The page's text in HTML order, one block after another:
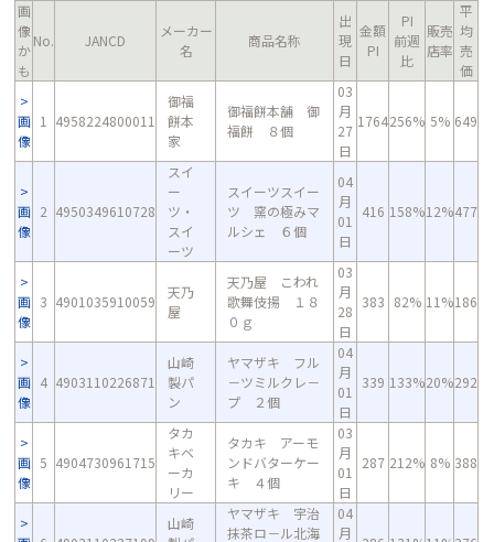
画
像
か
も
No. JANCD
メーカー
名
商品名称
出
現
日
金額
PI
PI
前週
比
販売
店率
平
均
売
価
画
像
1 4958224800011
御福
餅本
家
御福餅本舗 御
福餅 ８個
03
月
27
日
1764256% 5% 649
画
像
2 4950349610728
スイ
ー
ツ・
スイ
ーツ
スイーツスイー
ツ 窯の極みマ
ルシェ ６個
04
月
01
日
416 158%12%477
画
像
3 4901035910059
天乃
屋
天乃屋 こわれ
歌舞伎揚 １８
０ｇ
03
月
28
日
383 82% 11%186
画
像
4 4903110226871
山崎
製パ
ン
ヤマザキ フル
－ツミルクレ－
プ ２個
04
月
01
日
339 133%20%292
画
像
5 4904730961715
タカ
キベ
ーカ
リー
タカキ アーモ
ンドバターケー
キ ４個
03
月
01
日
287 212% 8% 388
山崎
ヤマザキ 宇治
抹茶ロ－ル北海
04
月